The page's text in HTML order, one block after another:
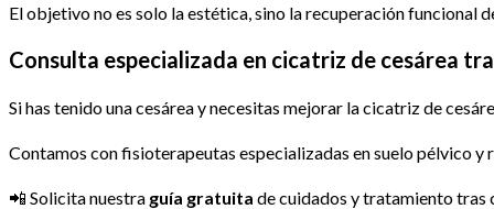
El objetivo no es solo la estética, sino la recuperación funcional
Consulta especializada en cicatriz de cesárea
Si has tenido una cesárea y necesitas mejorar la cicatriz de
Contamos con fisioterapeutas especializadas en suelo pélvico y
📲 Solicita nuestra guía gratuita de cuidados y tratamiento tras